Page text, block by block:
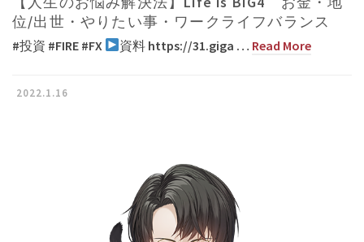
位/出世・やりたい事・ワークライフバランス
#投資 #FIRE #FX 資料 https://31.giga … Read More
2022.1.16